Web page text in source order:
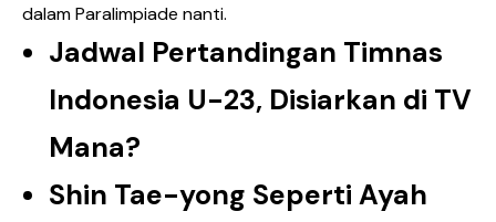
dalam Paralimpiade nanti.
Jadwal Pertandingan Timnas
Indonesia U-23, Disiarkan di TV
Mana?
Shin Tae-yong Seperti Ayah